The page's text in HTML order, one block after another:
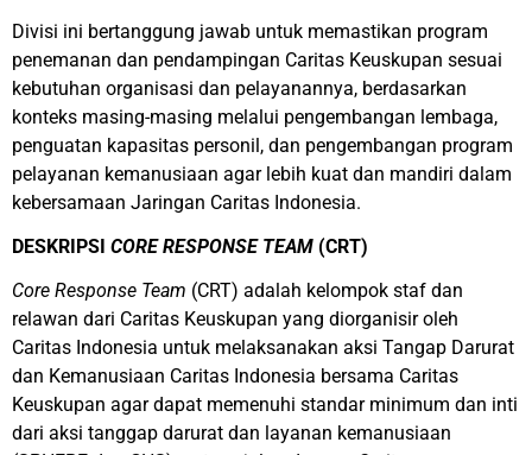
Divisi ini bertanggung jawab untuk memastikan program
penemanan dan pendampingan Caritas Keuskupan sesuai
kebutuhan organisasi dan pelayanannya, berdasarkan
konteks masing-masing melalui pengembangan lembaga,
penguatan kapasitas personil, dan pengembangan program
pelayanan kemanusiaan agar lebih kuat dan mandiri dalam
kebersamaan Jaringan Caritas Indonesia.
DESKRIPSI CORE RESPONSE TEAM (CRT)
Core Response Team (CRT) adalah kelompok staf dan
relawan dari Caritas Keuskupan yang diorganisir oleh
Caritas Indonesia untuk melaksanakan aksi Tangap Darurat
dan Kemanusiaan Caritas Indonesia bersama Caritas
Keuskupan agar dapat memenuhi standar minimum dan inti
dari aksi tanggap darurat dan layanan kemanusiaan